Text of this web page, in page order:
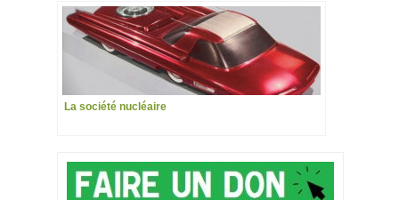
La société nucléaire